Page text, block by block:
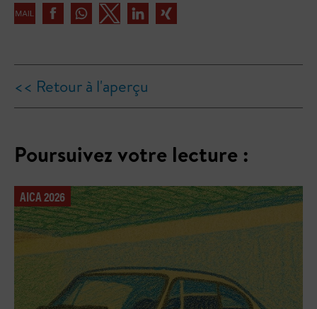
<< Retour à l'aperçu
Poursuivez votre lecture :
AICA 2026